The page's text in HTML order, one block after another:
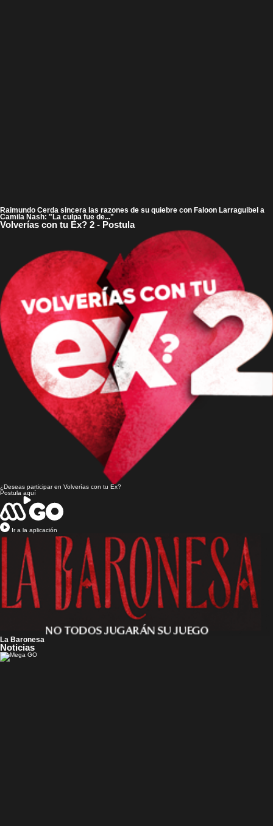
Raimundo Cerda sincera las razones de su quiebre con Faloon Larraguibel a
Camila Nash: "La culpa fue de..."
Volverías con tu Ex? 2 - Postula
¿Deseas participar en Volverías con tu Ex?
Postula aquí
Ir a la aplicación
La Baronesa
Noticias